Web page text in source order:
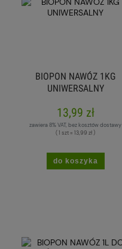
BIOPON NAWÓZ 1KG
UNIWERSALNY
13,99 zł
zawiera 8% VAT, bez kosztów dostawy
( 1 szt = 13,99 zł )
do koszyka